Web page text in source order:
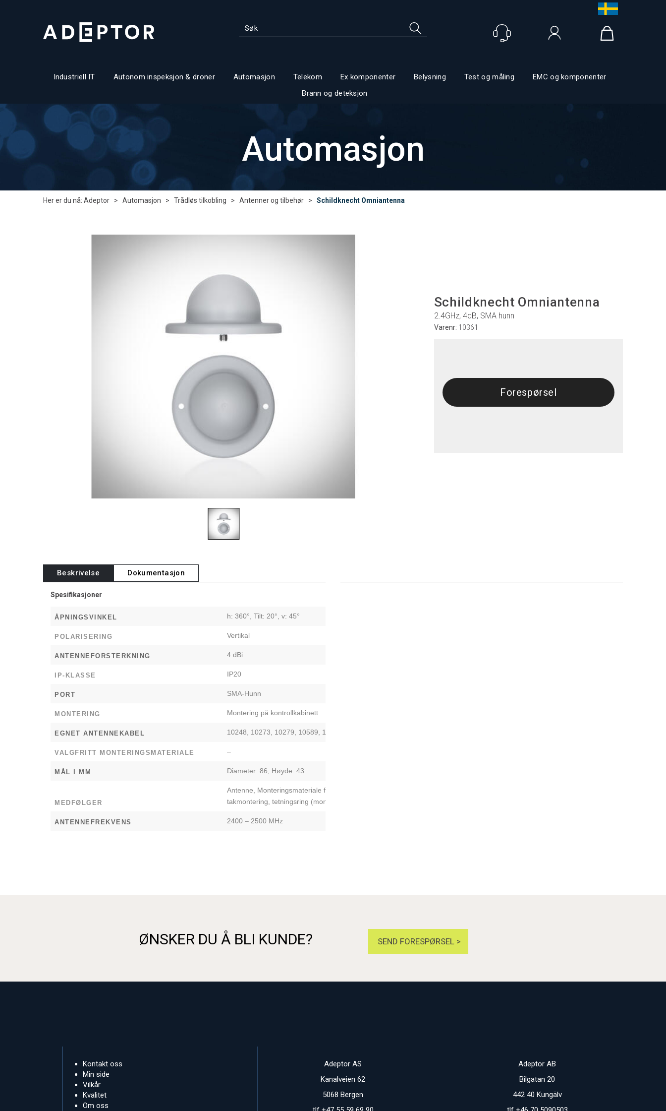
Industriell IT Autonom inspeksjon & droner Automasjon Telekom Ex komponenter Belysning Test og måling
EMC og komponenter
Brann og deteksjon
Automasjon
Her er du nå: Adeptor > Automasjon > Trådløs tilkobling > Antenner og tilbehør > Schildknecht Omniantenna
Schildknecht Omniantenna
2.4GHz, 4dB, SMA hunn
Varenr: 10361
Forespørsel
Beskrivelse Dokumentasjon
Spesifikasjoner
ÅPNINGSVINKEL h: 360°, Tilt: 20°, v: 45°
POLARISERING Vertikal
ANTENNEFORSTERKNING 4 dBi
IP-KLASSE IP20
PORT SMA-Hunn
MONTERING Montering på kontrollkabinett
EGNET ANTENNEKABEL 10248, 10273, 10279, 10589, 10629, 10935
VALGFRITT MONTERINGSMATERIALE –
MÅL I MM Diameter: 86, Høyde: 43
MEDFØLGER
Antenne, Monteringsmateriale for vegg- og
takmontering, tetningsring (montering nødvendig)
ANTENNEFREKVENS 2400 – 2500 MHz
ØNSKER DU Å BLI KUNDE? SEND FORESPØRSEL >
Kontakt oss
Min side
Vilkår
Kvalitet
Om oss
Adeptor AS
Kanalveien 62
5068 Bergen
Adeptor AB
Bilgatan 20
442 40 Kungälv